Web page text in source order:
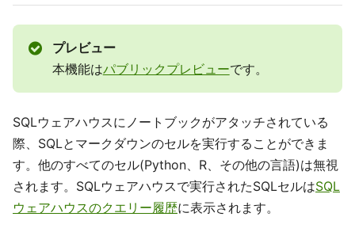
プレビュー
本機能はパブリックプレビューです。
SQLウェアハウスにノートブックがアタッチされている
際、SQLとマークダウンのセルを実行することができま
す。他のすべてのセル(Python、R、その他の言語)は無視
されます。SQLウェアハウスで実行されたSQLセルはSQL
ウェアハウスのクエリー履歴に表示されます。